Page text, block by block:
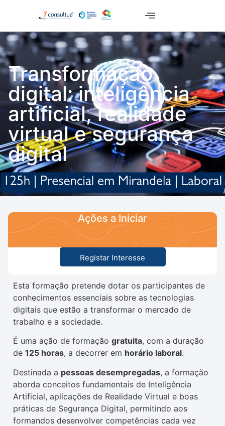
Transformação
digital: inteligência
artificial, realidade
virtual e segurança
digital
Esta formação pretende dotar os participantes de
conhecimentos essenciais sobre as tecnologias
digitais que estão a transformar o mercado de
trabalho e a sociedade.
É uma ação de formação gratuita, com a duração
de 125 horas, a decorrer em horário laboral.
Destinada a pessoas desempregadas, a formação
aborda conceitos fundamentais de Inteligência
Artificial, aplicações de Realidade Virtual e boas
práticas de Segurança Digital, permitindo aos
formandos desenvolver competências cada vez
Ações a Iniciar
Registar Interesse